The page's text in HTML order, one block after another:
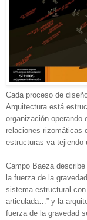
Cada proceso de
Arquitectura está
organización operando
relaciones rizomáticas
estructuras va tejiendo
Campo Baeza
la fuerza de la
sistema estructural
articulada…” y la
fuerza de la gravedad